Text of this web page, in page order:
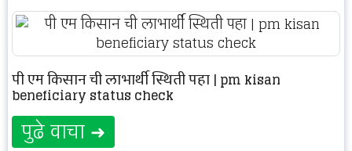
पी एम किसान ची लाभार्थी स्थिती पहा | pm kisan
beneficiary status check
पुढे वाचा ➜